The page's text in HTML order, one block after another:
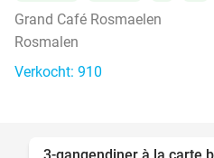
Grand Café Rosmaelen
Rosmalen
Verkocht: 910